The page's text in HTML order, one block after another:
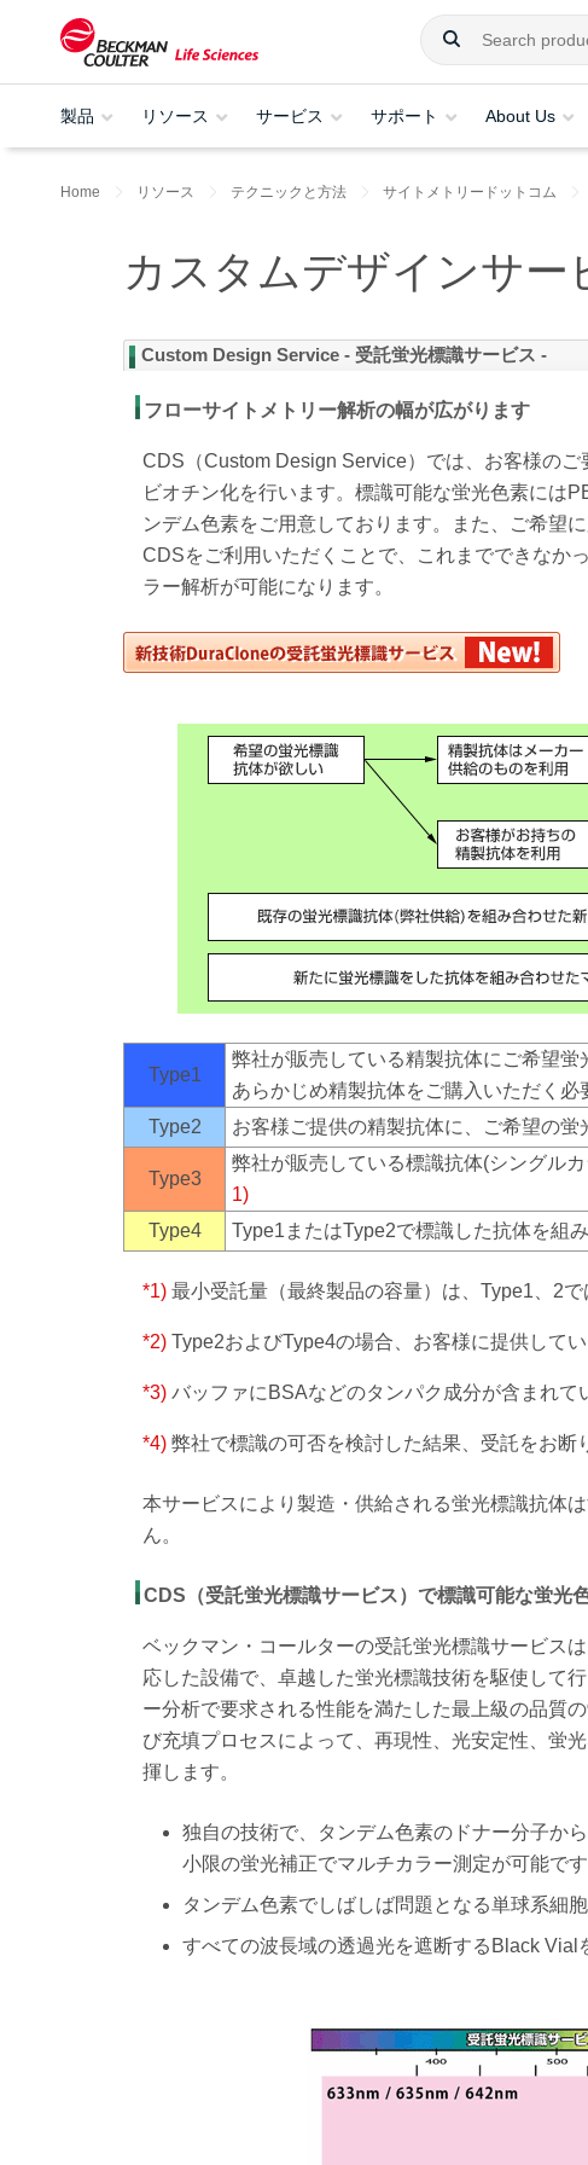
製品 リソース サービス サポート About Us
Home リソース テクニックと方法 サイトメトリードットコム
カスタムデザインサー
Custom Design Service - 受託蛍光標識サービス -
フローサイトメトリー解析の幅が広がります
CDS（Custom Design Service）では、お客様の
ビオチン化を行います。標識可能な蛍光色素には
ンデム色素をご用意しております。また、ご希望
CDSをご利用いただくことで、これまでできなか
ラー解析が可能になります。
Type1
弊社が販売している精製抗体にご希望蛍
あらかじめ精製抗体をご購入いただく必
Type2
お客様ご提供の精製抗体に、ご希望の蛍
Type3
弊社が販売している標識抗体(シングル
1)
Type4
Type1またはType2で標識した抗体を組
*1) 最小受託量（最終製品の容量）は、Type1、2
*2) Type2およびType4の場合、お客様に提供して
*3) バッファにBSAなどのタンパク成分が含まれて
*4) 弊社で標識の可否を検討した結果、受託をお断
本サービスにより製造・供給される蛍光標識抗体
ん。
CDS（受託蛍光標識サービス）で標識可能な蛍光
ベックマン・コールターの受託蛍光標識サービス
応した設備で、卓越した蛍光標識技術を駆使して
ー分析で要求される性能を満たした最上級の品質
び充填プロセスによって、再現性、光安定性、蛍
揮します。
独自の技術で、タンデム色素のドナー分子か
小限の蛍光補正でマルチカラー測定が可能です
タンデム色素でしばしば問題となる単球系細
すべての波長域の透過光を遮断するBlack Vial